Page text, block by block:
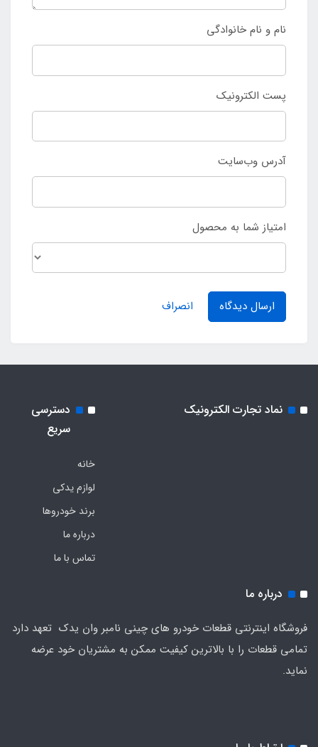
نام و نام خانوادگی
پست الکترونیک
آدرس وب‌سایت
امتیاز شما به محصول
ارسال دیدگاه انصراف
نماد تجارت الکترونیک
دسترسی
سریع
خانه
لوازم یدکی
برند خودروها
درباره ما
تماس با ما
درباره ما
فروشگاه اینترنتی قطعات خودرو های چینی نامبر وان یدک تعهد دارد
تمامی قطعات را با بالاترین کیفیت ممکن به مشتریان خود عرضه
نماید.